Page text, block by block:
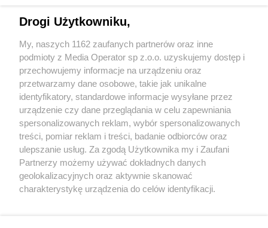
Wróć do strony głównej
ślązag.pl
0%
Drogi Użytkowniku,
My, naszych 1162 zaufanych partnerów oraz inne
podmioty z Media Operator sp z.o.o. uzyskujemy dostęp i
przechowujemy informacje na urządzeniu oraz
przetwarzamy dane osobowe, takie jak unikalne
identyfikatory, standardowe informacje wysyłane przez
urządzenie czy dane przeglądania w celu zapewniania
spersonalizowanych reklam, wybór spersonalizowanych
treści, pomiar reklam i treści, badanie odbiorców oraz
ulepszanie usług. Za zgodą Użytkownika my i Zaufani
Partnerzy możemy używać dokładnych danych
geolokalizacyjnych oraz aktywnie skanować
charakterystykę urządzenia do celów identyfikacji.